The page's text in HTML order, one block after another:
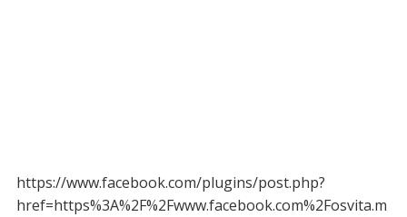
https://www.facebook.com/plugins/post.php?
href=https%3A%2F%2Fwww.facebook.com%2Fosvita.m